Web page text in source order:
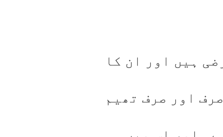
ہیں اور ان کا
اور صرف تھیم